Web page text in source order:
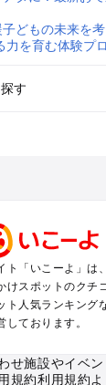
す
各務原・尾張の
知多）のプール
ット
ト「いこーよ」は
けスポットのクチ
ト人気ランキング
しております。
せ施設やイベ
規約利用規約